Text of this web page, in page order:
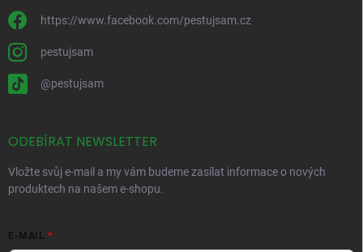
https://www.facebook.com/pestujsam.cz
pestujsam
@pestujsam
ODEBÍRAT NEWSLETTER
Vložte svůj e-mail a my vám budeme zasílat informace o nových
produktech na našem e-shopu.
E-MAIL